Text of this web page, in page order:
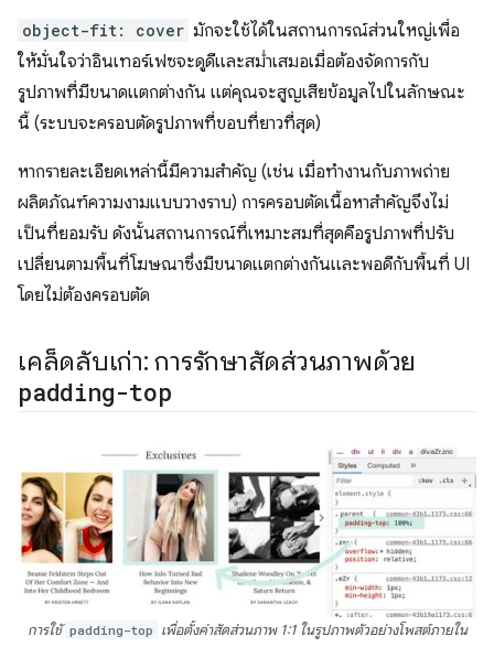
object-fit: cover มักจะใช้ได้ในสถานการณ์ส่วนใหญ่เพื่อ
ให้มั่นใจว่าอินเทอร์เฟซจะดูดีและสม่ำเสมอเมื่อต้องจัดการกับ
รูปภาพที่มีขนาดแตกต่างกัน แต่คุณจะสูญเสียข้อมูลไปในลักษณะ
นี้ (ระบบจะครอบตัดรูปภาพที่ขอบที่ยาวที่สุด)
หากรายละเอียดเหล่านี้มีความสำคัญ (เช่น เมื่อทำงานกับภาพถ่าย
ผลิตภัณฑ์ความงามแบบวางราบ) การครอบตัดเนื้อหาสำคัญจึงไม่
เป็นที่ยอมรับ ดังนั้นสถานการณ์ที่เหมาะสมที่สุดคือรูปภาพที่ปรับ
เปลี่ยนตามพื้นที่โฆษณาซึ่งมีขนาดแตกต่างกันและพอดีกับพื้นที่ UI
โดยไม่ต้องครอบตัด
เคล็ดลับเก่า: การรักษาสัดส่วนภาพด้วย
padding-top
การใช้ padding-top เพื่อตั้งค่าสัดส่วนภาพ 1:1 ในรูปภาพตัวอย่างโพสต์ภายใน